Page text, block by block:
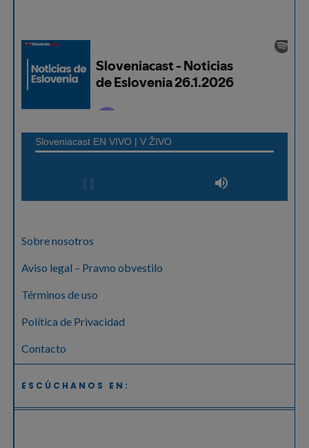
Sobre nosotros
Aviso legal – Pravno obvestilo
Términos de uso
Política de Privacidad
Contacto
ESCÚCHANOS EN: